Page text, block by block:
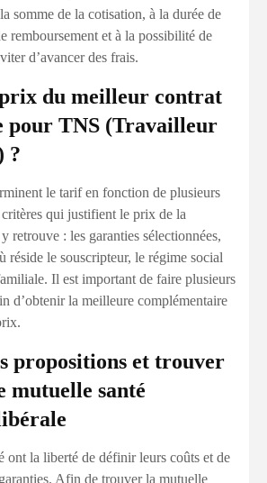
somme de la cotisation, à la durée de
remboursement et à la possibilité de
d’avancer des frais.
du meilleur contrat
pour TNS (Travailleur
?
le tarif en fonction de plusieurs
qui justifient le prix de la
retrouve : les garanties sélectionnées,
réside le souscripteur, le régime social
Il est important de faire plusieurs
d’obtenir la meilleure complémentaire
propositions et trouver
mutuelle santé
ont la liberté de définir leurs coûts et de
Afin de trouver la mutuelle